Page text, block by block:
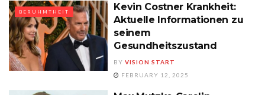
BERUHMTHEIT
Kevin Costner Krankheit:
Aktuelle Informationen zu
seinem
Gesundheitszustand
BY VISION START
FEBRUARY 12, 2025